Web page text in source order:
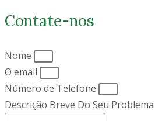
Contate-nos
Nome
O email
Número de Telefone
Descrição Breve Do Seu Problema